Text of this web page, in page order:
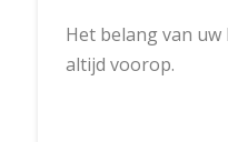
Het belang van
altijd voorop.